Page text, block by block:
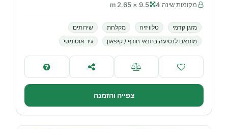
מקומות שינה 4 9.5 × 2.65 m
מזגן קדמי טלוויזיה מקלחת
שירותים
מותאם לנסיעה בתנאי חורף / קיפאון
גיר אוטומטי
צפייה והזמנה